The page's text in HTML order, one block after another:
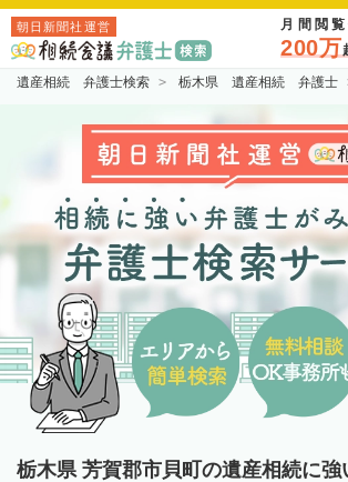
朝日新聞社運営 月間閲
200万
遺産相続 弁護士検索 栃木県 遺産相続 弁護士
栃木県 芳賀郡市貝町の遺産相続に強